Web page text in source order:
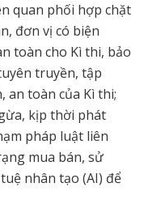
quan phối hợp chặt
đơn vị có biện
toàn cho Kì thi, bảo
truyền, tập
an toàn của Kì thi;
kịp thời phát
pháp luật liên
mua bán, sử
nhân tạo (AI) để